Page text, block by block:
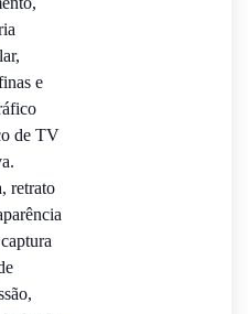
e
de TV
retrato